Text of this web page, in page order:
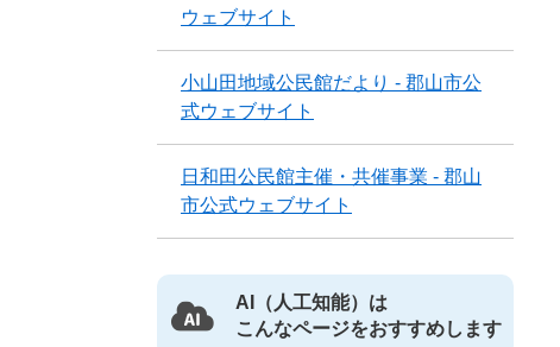
ウェブサイト
小山田地域公民館だより - 郡山市公
式ウェブサイト
日和田公民館主催・共催事業 - 郡山
市公式ウェブサイト
AI（人工知能）は
こんなページをおすすめします